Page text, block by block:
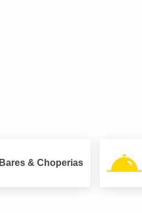
Bares & Choperias